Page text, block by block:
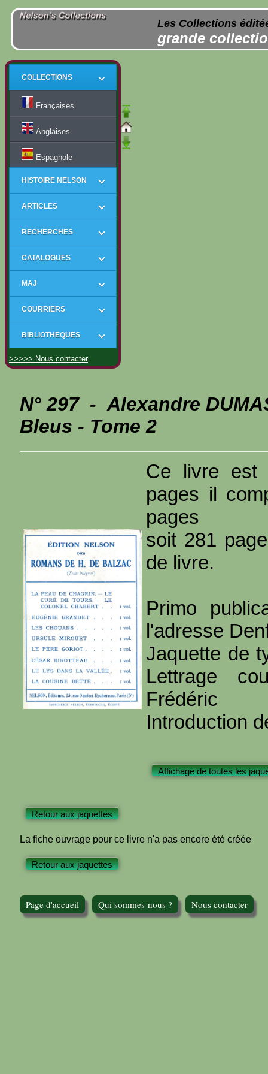
Les Collections
grande
COLLECTIONS
Françaises
Anglaises
Espagnole
HISTOIRE NELSON
ARTICLES
RECHERCHES
CATALOGUES
MAJ
COURRIERS
BIBLIOTHEQUES
>>>>> Nous contacter
N° 297 - Alexandre
Bleus - Tome 2
Ce livre est
pages il
pages
soit 281
de livre.
Primo
l'adresse
Jaquette de
Lettrage
Frédéric
Introduction
Affichage de toutes les
Retour aux jaquettes
La fiche ouvrage pour ce livre n'a pas encore été créée
Retour aux jaquettes
Page d'accueil Qui sommes-nous ? Nous contacter